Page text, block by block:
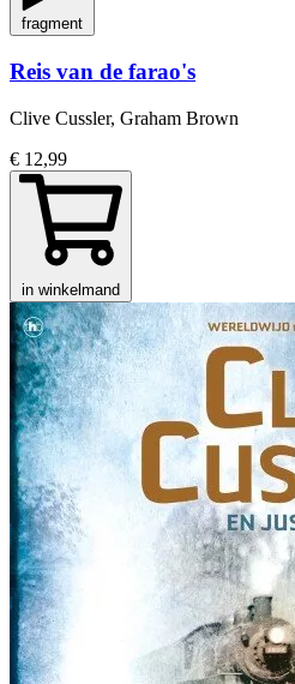
fragment
Reis van de farao's
Clive Cussler, Graham Brown
€ 12,99
in winkelmand